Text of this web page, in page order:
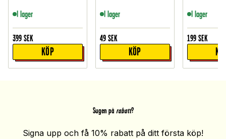
I lager
399 SEK
KÖP
I lager
49 SEK
KÖP
I lager
199 SEK
Sugen på rabatt?
Signa upp och få 10% rabatt på ditt första köp!